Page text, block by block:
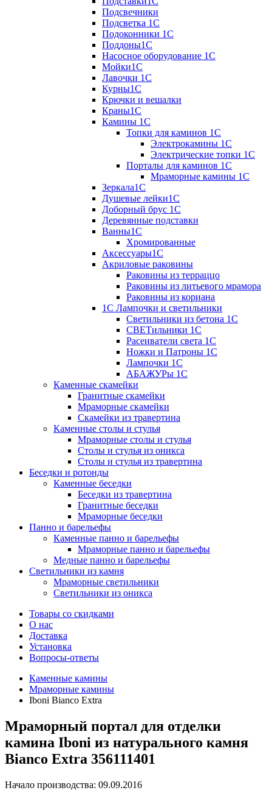
Подсвечники
Подсветка 1С
Подоконники 1С
Поддоны1С
Насосное оборудование 1С
Мойки1С
Лавочки 1С
Курны1С
Крючки и вешалки
Краны1С
Камины 1C
Топки для каминов 1C
Электрокамины 1С
Электрические топки 1C
Порталы для каминов 1С
Мраморные камины 1C
Зеркала1С
Душевые лейки1С
Доборный брус 1С
Деревянные подставки
Ванны1С
Хромированные
Аксессуары1С
Акриловые раковины
Раковины из терраццо
Раковины из литьевого мрамора
Раковины из кориана
1С Лампочки и светильники
Светильники из бетона 1С
СВЕТильники 1С
Расеиватели света 1С
Ножки и Патроны 1С
Лампочки 1С
АБАЖУРы 1С
Каменные скамейки
Гранитные скамейки
Мраморные скамейки
Скамейки из травертина
Каменные столы и стулья
Мраморные столы и стулья
Столы и стулья из оникса
Столы и стулья из травертина
Беседки и ротонды
Каменные беседки
Беседки из травертина
Гранитные беседки
Мраморные беседки
Панно и барельефы
Каменные панно и барельефы
Мраморные панно и барельефы
Медные панно и барельефы
Светильники из камня
Мраморные светильники
Светильники из оникса
Товары со скидками
О нас
Доставка
Установка
Вопросы-ответы
Каменные камины
Мраморные камины
Iboni Bianco Extra
Мраморный портал для отделки
камина Iboni из натурального камня
Bianco Extra 356111401
Начало производства: 09.09.2016